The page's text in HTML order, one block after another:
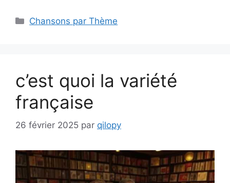
Catégories
Chansons par Thème
c’est quoi la variété
française
26 février 2025 par qilopy